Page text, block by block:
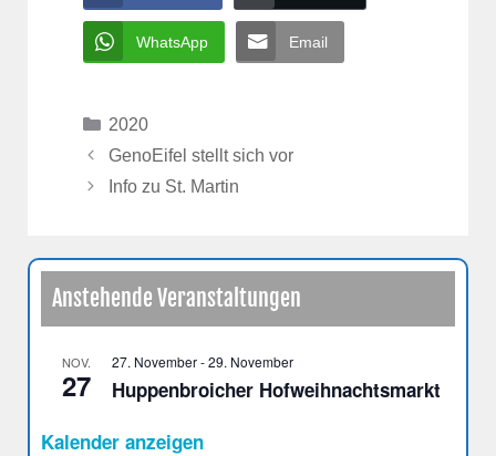
WhatsApp Email
Kategorien
2020
GenoEifel stellt sich vor
Info zu St. Martin
Anstehende Veranstaltungen
NOV.
27
27. November-29. November
Huppenbroicher Hofweihnachtsmarkt
Kalender anzeigen